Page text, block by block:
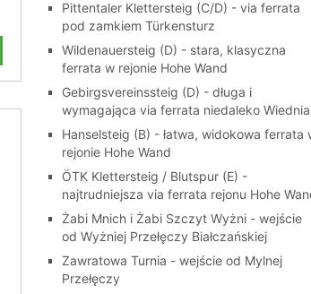
Pittentaler Klettersteig (C/D) - via ferrata
pod zamkiem Türkensturz
Wildenauersteig (D) - stara, klasyczna
ferrata w rejonie Hohe Wand
Gebirgsvereinssteig (D) - długa i
wymagająca via ferrata niedaleko Wiednia
Hanselsteig (B) - łatwa, widokowa ferrata
rejonie Hohe Wand
ÖTK Klettersteig / Blutspur (E) -
najtrudniejsza via ferrata rejonu Hohe
Żabi Mnich i Żabi Szczyt Wyżni - wejście
od Wyżniej Przełęczy Białczańskiej
Zawratowa Turnia - wejście od Mylnej
Przełęczy